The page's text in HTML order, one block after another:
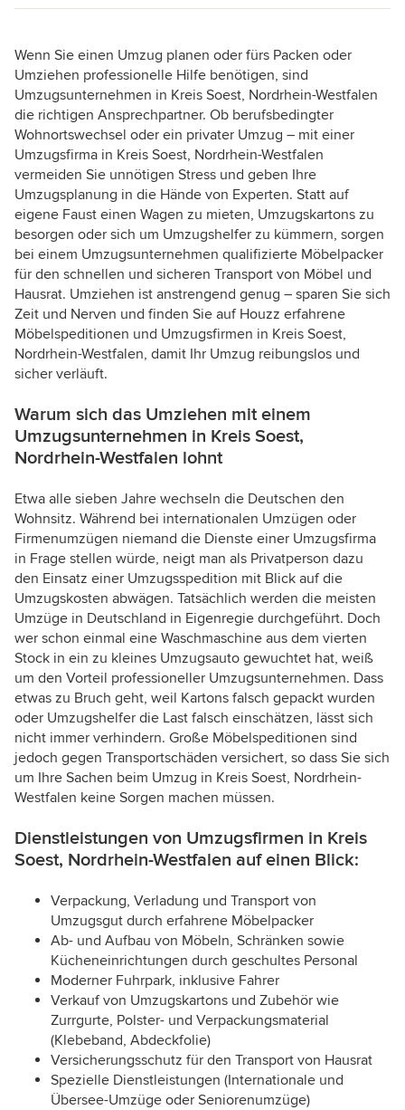
Wenn Sie einen Umzug planen oder fürs Packen oder
Umziehen professionelle Hilfe benötigen, sind
Umzugsunternehmen in Kreis Soest, Nordrhein-Westfalen
die richtigen Ansprechpartner. Ob berufsbedingter
Wohnortswechsel oder ein privater Umzug – mit einer
Umzugsfirma in Kreis Soest, Nordrhein-Westfalen
vermeiden Sie unnötigen Stress und geben Ihre
Umzugsplanung in die Hände von Experten. Statt auf
eigene Faust einen Wagen zu mieten, Umzugskartons zu
besorgen oder sich um Umzugshelfer zu kümmern, sorgen
bei einem Umzugsunternehmen qualifizierte Möbelpacker
für den schnellen und sicheren Transport von Möbel und
Hausrat. Umziehen ist anstrengend genug – sparen Sie sich
Zeit und Nerven und finden Sie auf Houzz erfahrene
Möbelspeditionen und Umzugsfirmen in Kreis Soest,
Nordrhein-Westfalen, damit Ihr Umzug reibungslos und
sicher verläuft.
Warum sich das Umziehen mit einem
Umzugsunternehmen in Kreis Soest,
Nordrhein-Westfalen lohnt
Etwa alle sieben Jahre wechseln die Deutschen den
Wohnsitz. Während bei internationalen Umzügen oder
Firmenumzügen niemand die Dienste einer Umzugsfirma
in Frage stellen würde, neigt man als Privatperson dazu
den Einsatz einer Umzugsspedition mit Blick auf die
Umzugskosten abwägen. Tatsächlich werden die meisten
Umzüge in Deutschland in Eigenregie durchgeführt. Doch
wer schon einmal eine Waschmaschine aus dem vierten
Stock in ein zu kleines Umzugsauto gewuchtet hat, weiß
um den Vorteil professioneller Umzugsunternehmen. Dass
etwas zu Bruch geht, weil Kartons falsch gepackt wurden
oder Umzugshelfer die Last falsch einschätzen, lässt sich
nicht immer verhindern. Große Möbelspeditionen sind
jedoch gegen Transportschäden versichert, so dass Sie sich
um Ihre Sachen beim Umzug in Kreis Soest, Nordrhein-
Westfalen keine Sorgen machen müssen.
Dienstleistungen von Umzugsfirmen in Kreis
Soest, Nordrhein-Westfalen auf einen Blick:
Verpackung, Verladung und Transport von
Umzugsgut durch erfahrene Möbelpacker
Ab- und Aufbau von Möbeln, Schränken sowie
Kücheneinrichtungen durch geschultes Personal
Moderner Fuhrpark, inklusive Fahrer
Verkauf von Umzugskartons und Zubehör wie
Zurrgurte, Polster- und Verpackungsmaterial
(Klebeband, Abdeckfolie)
Versicherungsschutz für den Transport von Hausrat
Spezielle Dienstleistungen (Internationale und
Übersee-Umzüge oder Seniorenumzüge)